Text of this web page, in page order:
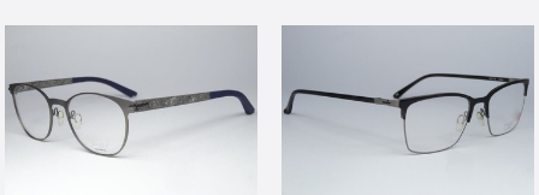
Kacamata Gafas Des
occhiali Gläser szemüveg
Окуляри bril Kính
glasögon Gelas चश्मा めが
ね 안경 Okulary specula
ImeMyself Eyewear
Brýle Mga Salamin
glasögon Gelas चश्मा めが
ね 안경 Okulary specula
ImeMyself Eyewear
casual wear clothes and
配 近視 老花 多焦點 鏡片 近
视 眼镜 抗藍光 濾藍光 變色
鏡片 抗蓝光 滤蓝光 全視線
變色鏡片 全视线 变色镜片
线 变色镜片 optical frames
spectacles glasses Rx
prescription for near far
sighted reading glass
blue light ray block